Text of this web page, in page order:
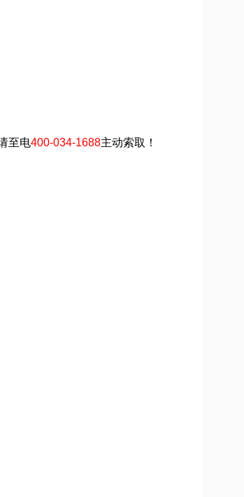
至电400-034-1688主动索取！